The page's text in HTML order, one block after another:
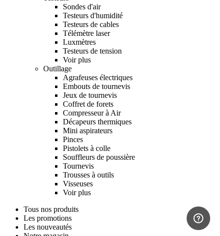
Sondes d'air
Testeurs d'humidité
Testeurs de cables
Télémètre laser
Luxmètres
Testeurs de tension
Voir plus
Outillage
Agrafeuses électriques
Embouts de tournevis
Jeux de tournevis
Coffret de forets
Compresseur à Air
Décapeurs thermiques
Mini aspirateurs
Pinces
Pistolets à colle
Souffleurs de poussière
Tournevis
Trousses à outils
Visseuses
Voir plus
Tous nos produits
Les promotions
Les nouveautés